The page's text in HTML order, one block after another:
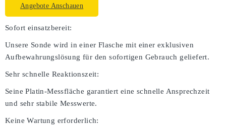
Angebote Anschauen
Sofort einsatzbereit:
Unsere Sonde wird in einer Flasche mit einer exklusiven
Aufbewahrungslösung für den sofortigen Gebrauch geliefert.
Sehr schnelle Reaktionszeit:
Seine Platin-Messfläche garantiert eine schnelle Ansprechzeit
und sehr stabile Messwerte.
Keine Wartung erforderlich: